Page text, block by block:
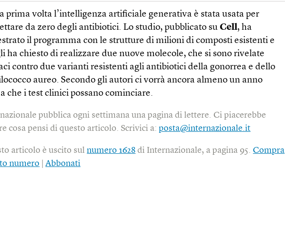
prima volta l’intelligenza artificiale generativa è stata usata per
da zero degli antibiotici. Lo studio, pubblicato suCell, ha
il programma con le strutture di milioni di composti esistenti e
ha chiesto di realizzare due nuove molecole, che si sono rivelate
contro due varianti resistenti agli antibiotici della gonorrea e dello
aureo. Secondo gli autori ci vorrà ancora almeno un anno
che i test clinici possano cominciare.
pubblica ogni settimana una pagina di lettere. Ci piacerebbe
cosa pensi di questo articolo. Scrivici a:posta@internazionale.it
articolo è uscito sulnumero 1628 di Internazionale, a pagina 95.Compra
numero |Abbonati